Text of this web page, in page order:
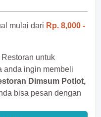
mulai dari Rp. 8,000 -
untuk
anda ingin membeli
Dimsum Potlot,
bisa pesan dengan